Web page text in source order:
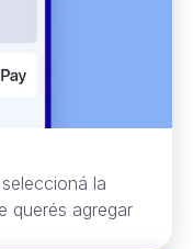
la
querés agregar